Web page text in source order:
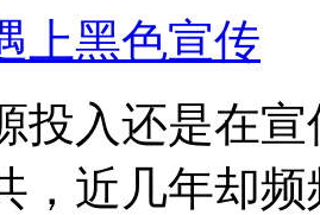
上黑色宣传
投入还是在
，近几年却